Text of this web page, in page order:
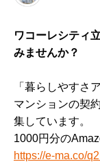
そこまで安い値
で買えるのでい
です。どちらが
いです。
７０平米の間取
ね。廊下側アウ
以上いい間取り
ワコーレシティ
みませんか？
「暮らしやすさ
マンションの契
集しています。
1000円分の
https://e-ma.co/